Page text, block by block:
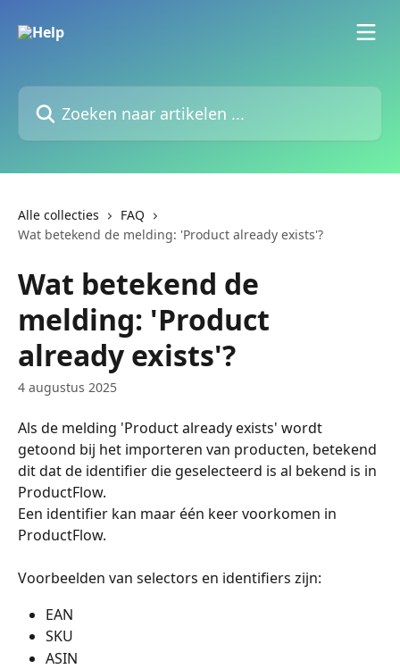
Zoeken naar artikelen ...
Alle collecties
FAQ
Wat betekend de melding: 'Product already exists'?
Wat betekend de
melding: 'Product
already exists'?
4 augustus 2025
Als de melding 'Product already exists' wordt
getoond bij het importeren van producten, betekend
dit dat de identifier die geselecteerd is al bekend is in
ProductFlow.
Een identifier kan maar één keer voorkomen in
ProductFlow.
Voorbeelden van selectors en identifiers zijn:
EAN
SKU
ASIN